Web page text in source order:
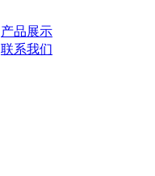
产品展示
联系我们